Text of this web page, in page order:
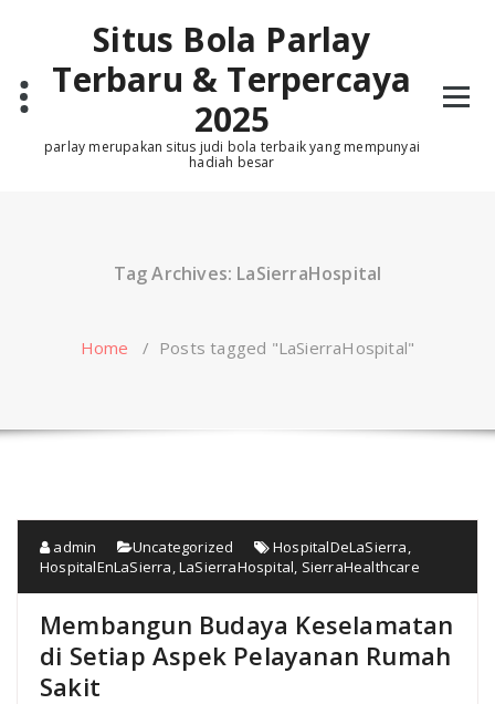
Situs Bola Parlay
Terbaru & Terpercaya
2025
parlay merupakan situs judi bola terbaik yang mempunyai
hadiah besar
Tag Archives: LaSierraHospital
Home / Posts tagged "LaSierraHospital"
admin Uncategorized HospitalDeLaSierra
HospitalEnLaSierra ,LaSierraHospital SierraHealthcare
Membangun Budaya Keselamatan
di Setiap Aspek Pelayanan Rumah
Sakit